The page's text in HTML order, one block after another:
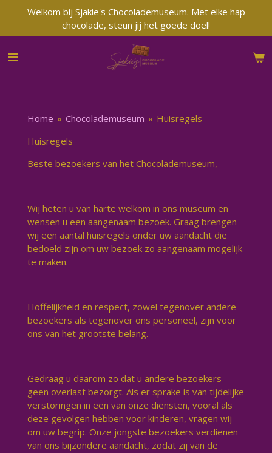
naar
de
Welkom bij Sjakie's Chocolademuseum. Met elke hap
chocolade, steun jij het goede doel!
Home » Chocolademuseum » Huisregels
Huisregels
Beste bezoekers van het Chocolademuseum,
Wij heten u van harte welkom in ons museum en
wensen u een aangenaam bezoek. Graag brengen
wij een aantal huisregels onder uw aandacht die
bedoeld zijn om uw bezoek zo aangenaam mogelijk
te maken.
Hoffelijkheid en respect, zowel tegenover andere
bezoekers als tegenover ons personeel, zijn voor
ons van het grootste belang.
Gedraag u daarom zo dat u andere bezoekers
geen overlast bezorgt. Als er sprake is van tijdelijke
verstoringen in een van onze diensten, vooral als
deze gevolgen hebben voor kinderen, vragen wij
om uw begrip. Onze jongste bezoekers verdienen
van ons bijzondere aandacht, zodat zij van de